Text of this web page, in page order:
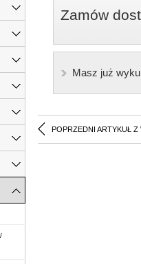
Zamów
Masz już
POPRZEDNI ARTYKUŁ Z